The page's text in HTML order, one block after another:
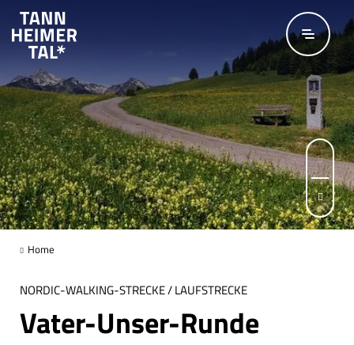
Home
NORDIC-WALKING-STRECKE / LAUFSTRECKE
Vater-Unser-Runde